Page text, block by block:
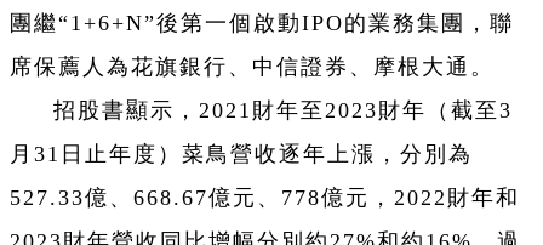
團繼“1+6+N”後第一個啟動IPO的業務集團，聯
席保薦人為花旗銀行、中信證券、摩根大通。
招股書顯示，2021財年至2023財年（截至3
月31日止年度）菜鳥營收逐年上漲，分別為
527.33億、668.67億元、778億元，2022財年和